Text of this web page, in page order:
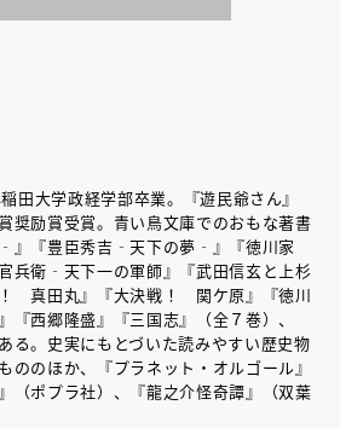
田大学政経学部卒業。『遊民爺さん』
奨励賞受賞。青い鳥文庫でのおもな著書
』『豊臣秀吉‐天下の夢‐』『徳川家
兵衛‐天下一の軍師』『武田信玄と上杉
真田丸』『大決戦！ 関ケ原』『徳川
西郷隆盛』『三国志』（全７巻）、
る。史実にもとづいた読みやすい歴史物
ののほか、『プラネット・オルゴール』
（ポプラ社）、『龍之介怪奇譚』（双葉